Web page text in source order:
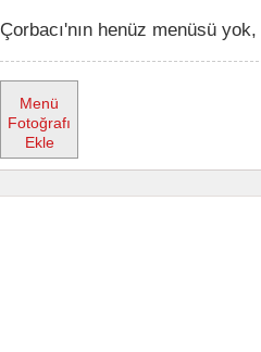
Çorbacı'nın henüz menüsü
Menü
Fotoğrafı
Ekle